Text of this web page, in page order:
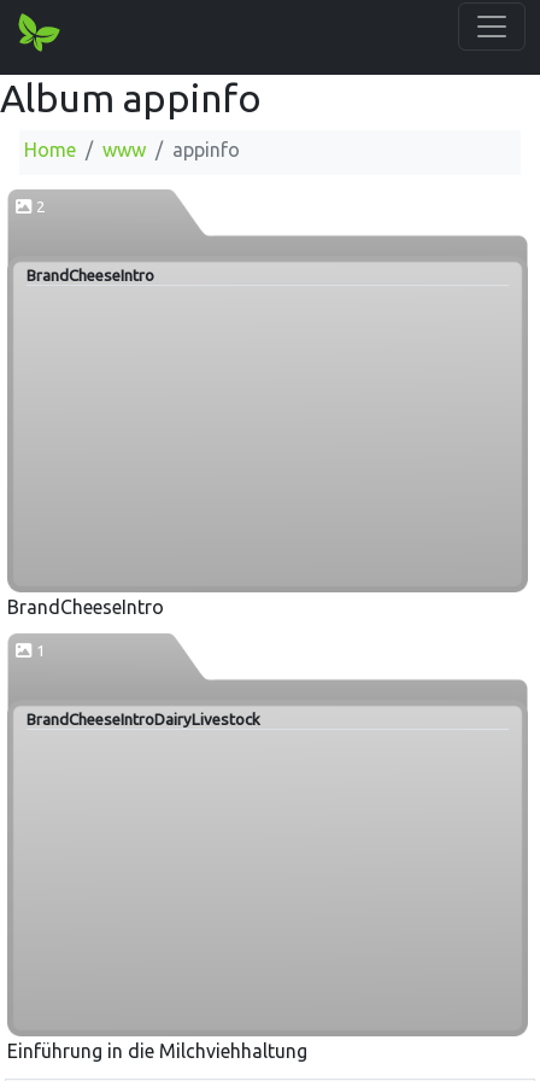
Album appinfo
Home www appinfo
2
BrandCheeseIntro
BrandCheeseIntro
1
BrandCheeseIntroDairyLivestock
Einführung in die Milchviehhaltung